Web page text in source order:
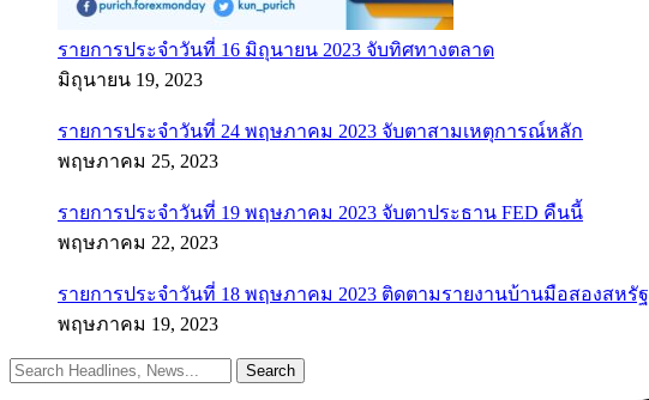
รายการประจำวันที่ 16 มิถุนายน 2023 จับทิศทางตลาด
มิถุนายน 19, 2023
รายการประจำวันที่ 24 พฤษภาคม 2023 จับตาสามเหตุการณ์หลัก
พฤษภาคม 25, 2023
รายการประจำวันที่ 19 พฤษภาคม 2023 จับตาประธาน FED คืนนี้
พฤษภาคม 22, 2023
รายการประจำวันที่ 18 พฤษภาคม 2023 ติดตามรายงานบ้านมือสองสหรัฐ
พฤษภาคม 19, 2023